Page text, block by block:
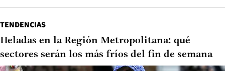
TENDENCIAS
Heladas en la Región Metropolitana: qué
sectores serán los más fríos del fin de semana